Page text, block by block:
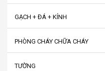
GẠCH + ĐÁ + KÍNH
PHÒNG CHÁY CHỮA CHÁY
TƯỜNG